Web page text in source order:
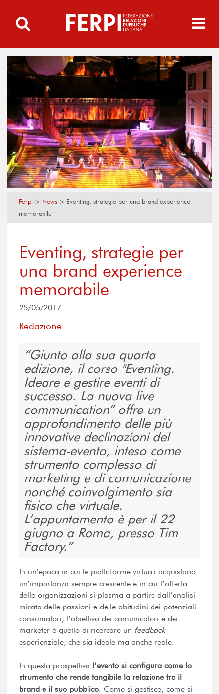
Ferpi > News > Eventing, strategie per una brand experience
memorabile
Eventing, strategie per
una brand experience
memorabile
25/05/2017
Redazione
Giunto alla sua quarta
edizione, il corso "Eventing.
Ideare e gestire eventi di
successo. La nuova live
communication” offre un
approfondimento delle più
innovative declinazioni del
sistema-evento, inteso come
strumento complesso di
marketing e di comunicazione
nonché coinvolgimento sia
fisico che virtuale.
L’appuntamento è per il 22
giugno a Roma, presso Tim
Factory.
In un’epoca in cui le piattaforme virtuali acquistano
un’importanza sempre crescente e in cui l’offerta
delle organizzazioni si plasma a partire dall’analisi
mirata delle passioni e delle abitudini dei potenziali
consumatori, l’obiettivo dei comunicatori e dei
marketer è quello di ricercare un feedback
esperienziale, che sia ideale ma anche reale.
In questa prospettiva l’evento si configura come lo
strumento che rende tangibile la relazione tra il
brand e il suo pubblico. Come si gestisce, come si